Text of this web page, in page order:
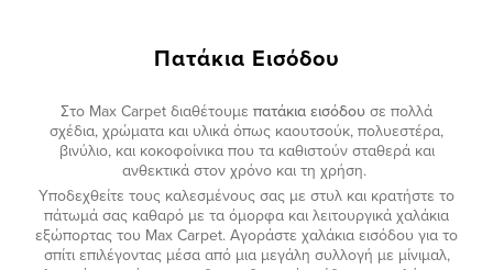
Πατάκια Εισόδου
Στο Max Carpet διαθέτουμε πατάκια εισόδου σε πολλά
σχέδια, χρώματα και υλικά όπως καουτσούκ, πολυεστέρα,
βινύλιο, και κοκοφοίνικα που τα καθιστούν σταθερά και
ανθεκτικά στον χρόνο και τη χρήση.
Υποδεχθείτε τους καλεσμένους σας με στυλ και κρατήστε το
πάτωμά σας καθαρό με τα όμορφα και λειτουργικά χαλάκια
εξώπορτας του Max Carpet. Αγοράστε χαλάκια εισόδου για το
σπίτι επιλέγοντας μέσα από μια μεγάλη συλλογή με μίνιμαλ,